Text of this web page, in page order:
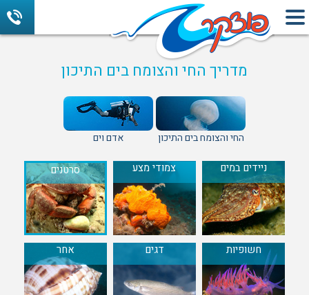
מדריך החי והצומח בים התיכון
החי והצומח בים התיכון אדם וים
ניידים במים צמודי מצע סרטנים
חשופיות דגים אחר